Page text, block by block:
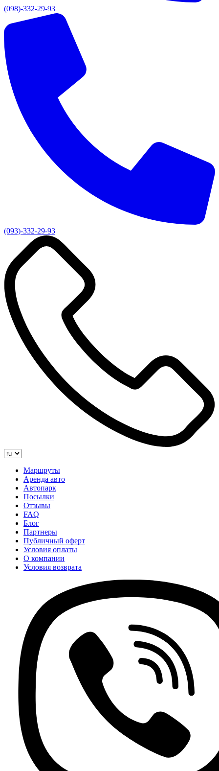
(098)-332-29-93
(093)-332-29-93
Маршруты
Аренда авто
Автопарк
Посылки
Отзывы
FAQ
Блог
Партнеры
Публичный оферт
Условия оплаты
О компании
Условия возврата